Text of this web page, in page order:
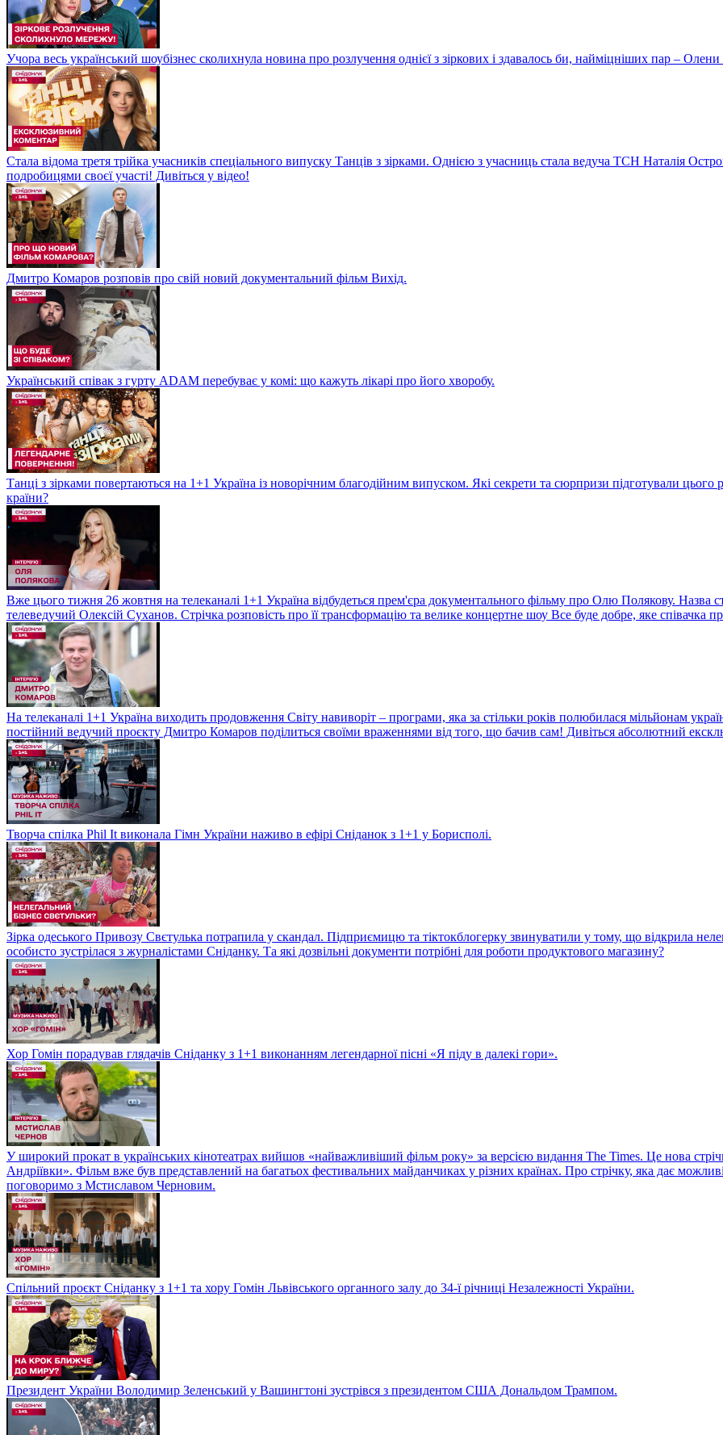
Учора весь український шоубізнес сколихнула новина про розлучення однієї з зіркових і здавалось би, найміцніших пар – Олени
Стала відома третя трійка учасників спеціального випуску Танців з зірками. Однією з учасниць стала ведуча ТСН Наталія
подробицями своєї участі! Дивіться у відео!
Дмитро Комаров розповів про свій новий документальний фільм Вихід.
Український співак з гурту ADAM перебуває у комі: що кажуть лікарі про його хворобу.
Танці з зірками повертаються на 1+1 Україна із новорічним благодійним випуском. Які секрети та сюрпризи підготували
країни?
Вже цього тижня 26 жовтня на телеканалі 1+1 Україна відбудеться прем'єра документального фільму про Олю Полякову. Назва
телеведучий Олексій Суханов. Стрічка розповість про її трансформацію та велике концертне шоу Все буде добре, яке співачка
На телеканалі 1+1 Україна виходить продовження Світу навиворіт – програми, яка за стільки років полюбилася мільйонам
постійний ведучий проєкту Дмитро Комаров поділиться своїми враженнями від того, що бачив сам! Дивіться абсолютний
Творча спілка Phil It виконала Гімн України наживо в ефірі Сніданок з 1+1 у Борисполі.
Зірка одеського Привозу Свєтулька потрапила у скандал. Підприємицю та тіктокблогерку звинуватили у тому, що відкрила
особисто зустрілася з журналістами Сніданку. Та які дозвільні документи потрібні для роботи продуктового магазину?
Хор Гомін порадував глядачів Сніданку з 1+1 виконанням легендарної пісні «Я піду в далекі гори».
У широкий прокат в українських кінотеатрах вийшов «найважливіший фільм року» за версією видання The Times. Це нова
Андріївки». Фільм вже був представлений на багатьох фестивальних майданчиках у різних країнах. Про стрічку, яка дає
поговоримо з Мстиславом Черновим.
Спільний проєкт Сніданку з 1+1 та хору Гомін Львівського органного залу до 34-ї річниці Незалежності України.
Президент України Володимир Зеленський у Вашингтоні зустрівся з президентом США Дональдом Трампом.